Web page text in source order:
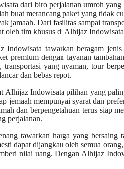
dari biro perjalanan umroh
buat merancang paket yang tidak
jamaah. Dari fasilitas sampai
oleh tim khusus di Alhijaz
Indowisata tawarkan beragam
premium dengan layanan
yang nyaman, tour
dan bebas repot.
Alhijaz Indowisata pilihan yang
jemaah mempunyai syarat dan
dan berpengetahuan terus siap
perjalanan.
tawarkan harga yang bersaing
dapat dijangkau oleh semua
nilai uang. Dengan Alhijaz